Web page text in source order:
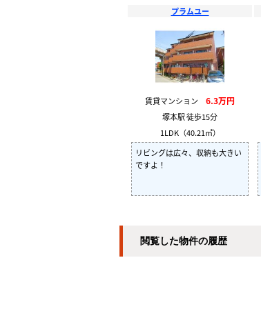
プラムユー
賃貸マンション 6.3万円
塚本駅 徒歩15分
1LDK（40.21㎡）
リビングは広々、収納も大きい
ですよ！
閲覧した物件の履歴